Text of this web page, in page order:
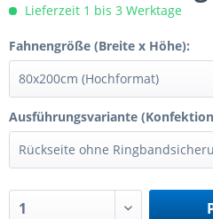
Lieferzeit 1 bis 3 Werktage
Fahnengröße (Breite x Höhe):
Ausführungsvariante